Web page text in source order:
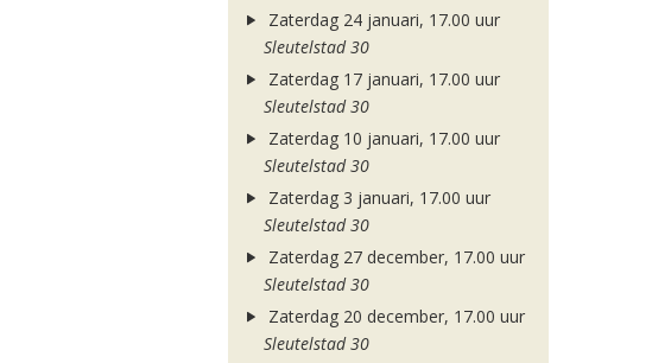
Zaterdag 24 januari, 17.00 uur
Sleutelstad 30
Zaterdag 17 januari, 17.00 uur
Sleutelstad 30
Zaterdag 10 januari, 17.00 uur
Sleutelstad 30
Zaterdag 3 januari, 17.00 uur
Sleutelstad 30
Zaterdag 27 december, 17.00 uur
Sleutelstad 30
Zaterdag 20 december, 17.00 uur
Sleutelstad 30